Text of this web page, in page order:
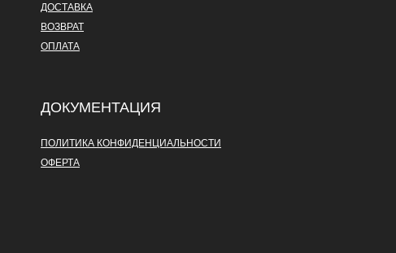
ДОСТАВКА
ВОЗВРАТ
ПОЛИТИКА КОНФИДЕНЦИАЛЬНОСТИ
ОФЕРТА
ДОКУМЕНТАЦИЯ
ОПЛАТА